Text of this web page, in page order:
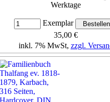
Werktage
Exemplar
35,00 €
inkl. 7% MwSt, zzgl.